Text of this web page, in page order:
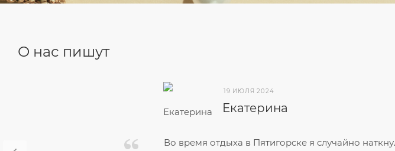
О нас пишут
19 ИЮЛЯ 2024
Екатерина
Во время отдыха в Пятигорске я случайно